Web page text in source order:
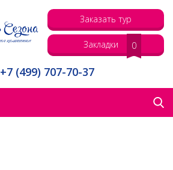
Заказать тур
Закладки 0
+7 (499) 707-70-37